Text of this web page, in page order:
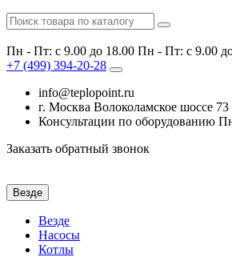
Пн - Пт: с 9.00 до 18.00 Пн - Пт: с 9.00
+7 (499) 394-20-28
info@teplopoint.ru
г. Москва Волоколамское шоссе
Консультации по оборудованию
Заказать обратный звонок
Везде
Везде
Насосы
Котлы